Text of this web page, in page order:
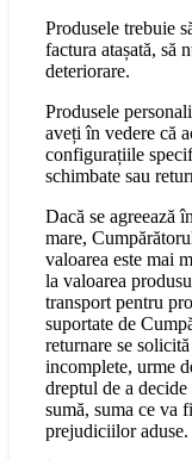
Produsele trebuie
factura atașată, să
deteriorare.
Produsele
aveți în vedere că
configurațiile
schimbate sau
Dacă se agreează
mare,
valoarea este mai
la valoarea
transport pentru
suportate de
returnare se
incomplete, urme
dreptul de a
sumă, suma ce va
prejudiciilor aduse.